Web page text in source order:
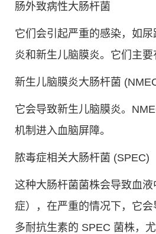
肠外致病性大肠杆菌
它们会引起严重的感染，如
炎和新生儿脑膜炎。它们主要
新生儿脑膜炎大肠杆菌
它会导致新生儿脑膜炎。
机制进入血脑屏障。
脓毒症相关大肠杆菌 (SPEC)
这种大肠杆菌菌株会导致血
症），在严重的情况下，它
多耐抗生素的 SPEC 菌株，